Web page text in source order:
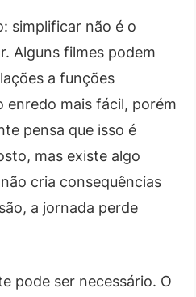
simplificar não é o
Alguns filmes podem
a funções
enredo mais fácil, porém
pensa que isso é
mas existe algo
cria consequências
a jornada perde
pode ser necessário. O